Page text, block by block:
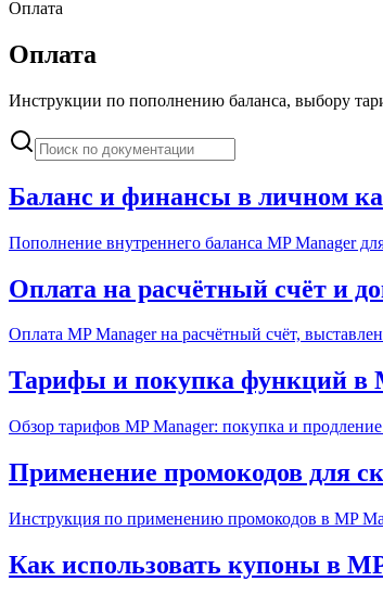
Оплата
Оплата
Инструкции по пополнению баланса, выбору
Баланс и финансы в личном
Пополнение внутреннего баланса MP Manager
Оплата на расчётный счёт и
Оплата MP Manager на расчётный счёт,
Тарифы и покупка функций в
Обзор тарифов MP Manager: покупка и
Применение промокодов для
Инструкция по применению промокодов в MP
Как использовать купоны в